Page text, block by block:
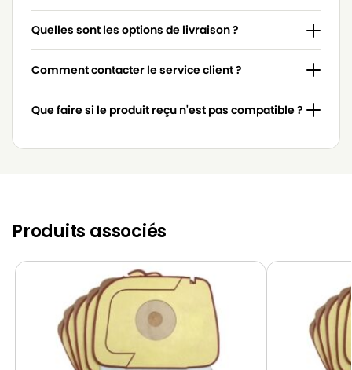
LUX
LUX D745
Quelles sont les options de livraison ?
Comment contacter le service client ?
Que faire si le produit reçu n'est pas compatible ?
Produits associés